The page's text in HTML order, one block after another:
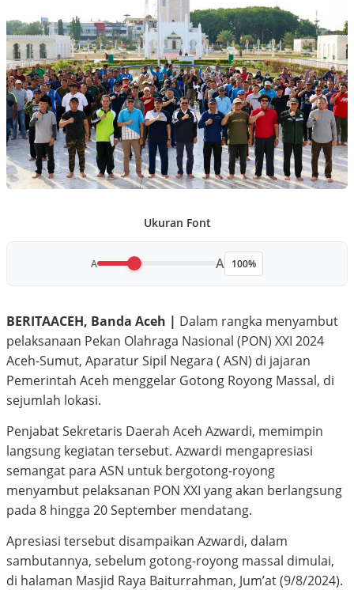
Ukuran Font
A A 100%
BERITAACEH, Banda Aceh | Dalam rangka menyambut
pelaksanaan Pekan Olahraga Nasional (PON) XXI 2024
Aceh-Sumut, Aparatur Sipil Negara ( ASN) di jajaran
Pemerintah Aceh menggelar Gotong Royong Massal, di
sejumlah lokasi.
Penjabat Sekretaris Daerah Aceh Azwardi, memimpin
langsung kegiatan tersebut. Azwardi mengapresiasi
semangat para ASN untuk bergotong-royong
menyambut pelaksanan PON XXI yang akan berlangsung
pada 8 hingga 20 September mendatang.
Apresiasi tersebut disampaikan Azwardi, dalam
sambutannya, sebelum gotong-royong massal dimulai,
di halaman Masjid Raya Baiturrahman, Jum’at (9/8/2024).